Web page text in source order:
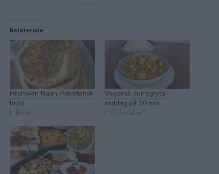
Relaterade
Peshwari Naan-Pakistansk
bröd
I ”Bröd”
Vegansk currygryta-
middag på 30 min
I ”Grönsaker”